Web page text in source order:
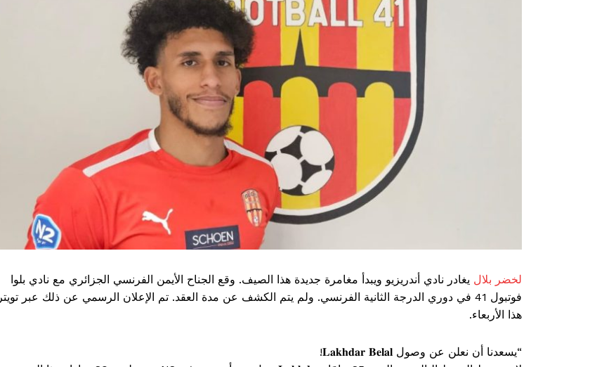
لخضر بلال يغادر نادي أندريزيو ويبدأ مغامرة جديدة هذا الصيف. وقع الجناح الأيمن الفرنسي الجزائري مع نادي بلوا
فوتبول 41 في دوري الدرجة الثانية الفرنسي. ولم يتم الكشف عن مدة العقد. تم الإعلان الرسمي عن ذلك عبر تويتر
هذا الأربعاء.
“يسعدنا أن نعلن عن وصول 𝐋𝐚𝐤𝐡𝐝𝐚𝐫 𝐁𝐞𝐥𝐚𝐥!